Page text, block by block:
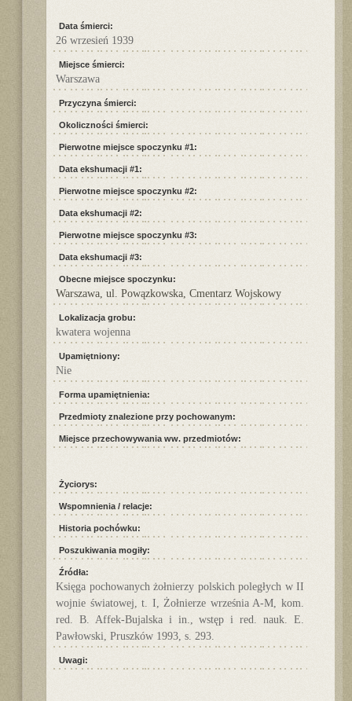
Data śmierci:
26 wrzesień 1939
Miejsce śmierci:
Warszawa
Przyczyna śmierci:
Okoliczności śmierci:
Pierwotne miejsce spoczynku #1:
Data ekshumacji #1:
Pierwotne miejsce spoczynku #2:
Data ekshumacji #2:
Pierwotne miejsce spoczynku #3:
Data ekshumacji #3:
Obecne miejsce spoczynku:
Warszawa, ul. Powązkowska, Cmentarz Wojskowy
Lokalizacja grobu:
kwatera wojenna
Upamiętniony:
Nie
Forma upamiętnienia:
Przedmioty znalezione przy pochowanym:
Miejsce przechowywania ww. przedmiotów:
Życiorys:
Wspomnienia / relacje:
Historia pochówku:
Poszukiwania mogiły:
Źródła:
Księga pochowanych żołnierzy polskich poległych w II
wojnie światowej, t. I, Żołnierze września A-M, kom.
red. B. Affek-Bujalska i in., wstęp i red. nauk. E.
Pawłowski, Pruszków 1993, s. 293.
Uwagi: